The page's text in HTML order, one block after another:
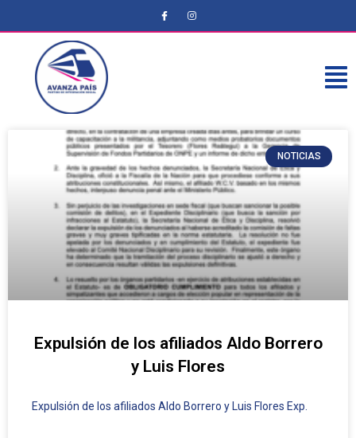
NOTICIAS
Expulsión de los afiliados Aldo Borrero
y Luis Flores
Expulsión de los afiliados Aldo Borrero y Luis Flores Exp.